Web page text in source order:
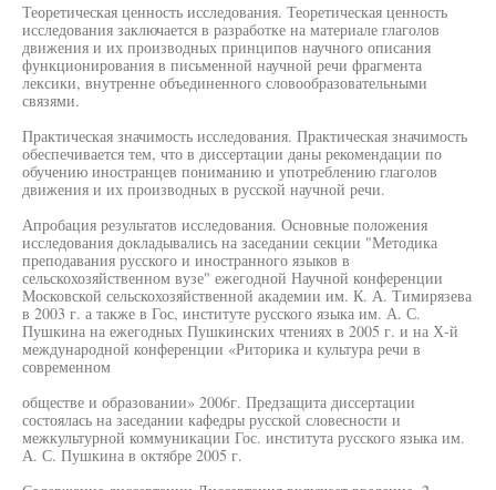
Теоретическая ценность исследования. Теоретическая ценность
исследования заключается в разработке на материале глаголов
движения и их производных принципов научного описания
функционирования в письменной научной речи фрагмента
лексики, внутренне объединенного словообразовательными
связями.
Практическая значимость исследования. Практическая значимость
обеспечивается тем, что в диссертации даны рекомендации по
обучению иностранцев пониманию и употреблению глаголов
движения и их производных в русской научной речи.
Апробация результатов исследования. Основные положения
исследования докладывались на заседании секции "Методика
преподавания русского и иностранного языков в
сельскохозяйственном вузе" ежегодной Научной конференции
Московской сельскохозяйственной академии им. К. А. Тимирязева
в 2003 г. а также в Гос, институте русского языка им. А. С.
Пушкина на ежегодных Пушкинских чтениях в 2005 г. и на Х-й
международной конференции «Риторика и культура речи в
современном
обществе и образовании» 2006г. Предзащита диссертации
состоялась на заседании кафедры русской словесности и
межкультурной коммуникации Гос. института русского языка им.
А. С. Пушкина в октябре 2005 г.